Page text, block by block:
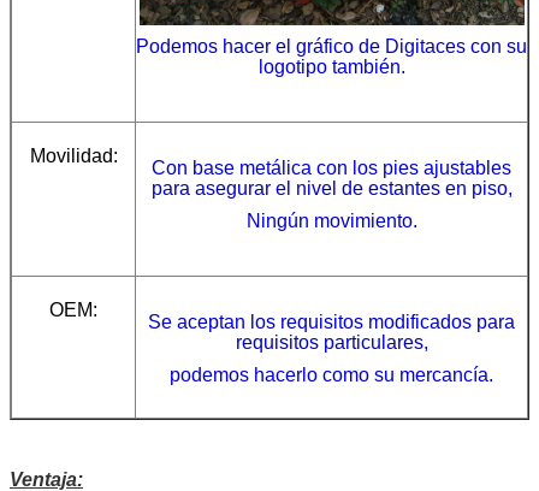
Podemos hacer el gráfico de Digitaces con su
logotipo también.
Movilidad:
Con base metálica con los pies ajustables
para asegurar el nivel de estantes en piso,
Ningún movimiento.
OEM:
Se aceptan los requisitos modificados para
requisitos particulares,
podemos hacerlo como su mercancía.
Ventaja: